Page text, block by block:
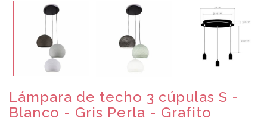
Lámpara de techo 3 cúpulas S -
Blanco - Gris Perla - Grafito